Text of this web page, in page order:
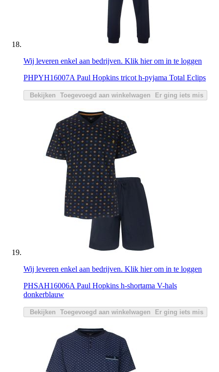
Wij leveren enkel aan bedrijven. Klik hier om in te loggen
PHPYH16007A Paul Hopkins tricot h-pyjama Total Eclips
Bekijken Toegevoegd aan winkelwagen Er ging iets mis
Wij leveren enkel aan bedrijven. Klik hier om in te loggen
PHSAH16006A Paul Hopkins h-shortama V-hals
donkerblauw
Bekijken Toegevoegd aan winkelwagen Er ging iets mis